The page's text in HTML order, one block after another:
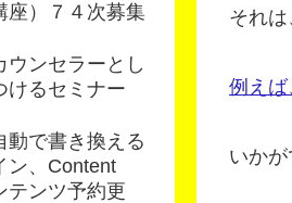
それは
例えば
いか
座）７４次募集
ウンセラーとし
けるセミナー
動で書き換える
ン、Content
テンツ予約更